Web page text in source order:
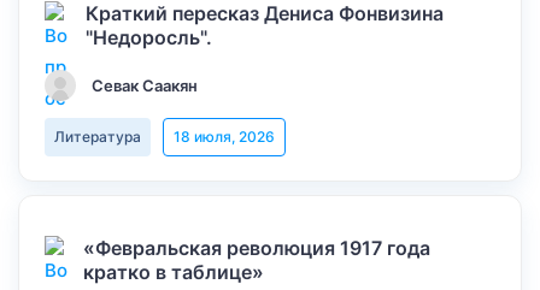
Краткий пересказ Дениса Фонвизина
"Недоросль".
Севак Саакян
Литература 18 июля, 2026
«Февральская революция 1917 года
кратко в таблице»